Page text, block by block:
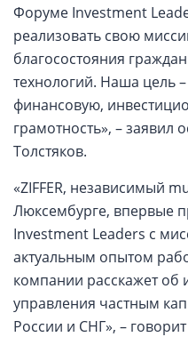
Форуме Investment
реализовать свою
благосостояния
технологий. Наша цель
финансовую,
грамотность», –
Толстяков.
«ZIFFER, независимый
Люксембурге, впервые
Investment Leaders с
актуальным опытом
компании расскажет об
управления частным
России и СНГ», –